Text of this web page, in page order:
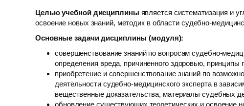
Целью учебной дисциплины является систематизация и
освоение новых знаний, методик в области судебно-
Основные задачи дисциплины (модуля):
совершенствование знаний по вопросам судебно-
определения вреда, причиненного здоровью, принципы
приобретение и совершенствование знаний по
деятельности судебно-медицинского эксперта в
вещественные доказательства, материалы судебных